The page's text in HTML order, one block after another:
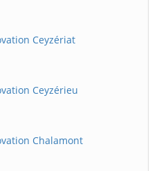
Ceyzériat
Ceyzérieu
Chalamont